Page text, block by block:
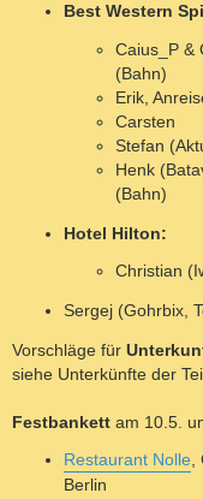
Best Western
Caius_P &
(Bahn)
Erik,
Carsten
Stefan
Henk
(Bahn)
Hotel Hilton:
Christian
Sergej (Gohrbix,
Vorschläge für
siehe Unterkünfte der
Festbankett am 10.5.
Restaurant Nolle,
Berlin